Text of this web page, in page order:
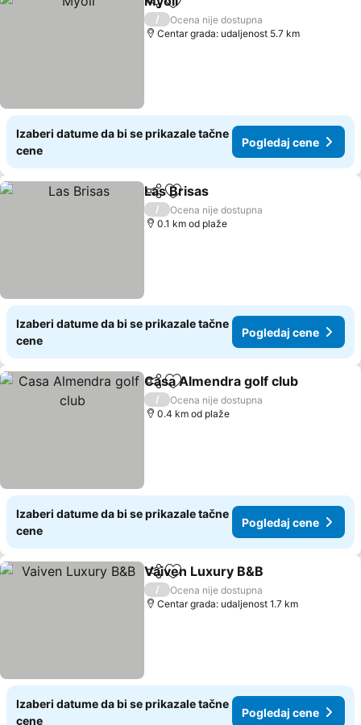
Deli Dodati u favorite
/
Ocena nije dostupna
Centar grada: udaljenost 5.7 km
Izaberi datume da bi se prikazale tačne
cene
Pogledaj cene
Deli Dodati u favorite
Las Brisas
/
Ocena nije dostupna
0.1 km od plaže
Izaberi datume da bi se prikazale tačne
cene
Pogledaj cene
Deli Dodati u favorite
Casa Almendra golf club
/
Ocena nije dostupna
0.4 km od plaže
Izaberi datume da bi se prikazale tačne
cene
Pogledaj cene
Deli Dodati u favorite
Vaiven Luxury B&B
/
Ocena nije dostupna
Centar grada: udaljenost 1.7 km
Izaberi datume da bi se prikazale tačne
cene
Pogledaj cene